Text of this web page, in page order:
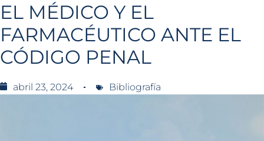
EL MÉDICO Y EL
FARMACÉUTICO ANTE EL
CÓDIGO PENAL
abril 23, 2024 Bibliografía